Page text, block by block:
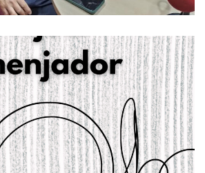
CONVOCATÒRIA PER
AJUTS INDIVIDUALS DE
CURS 2026-2027
Educació ,S. socials